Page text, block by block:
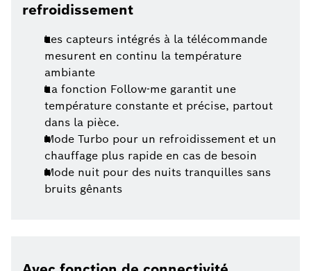
refroidissement
Les capteurs intégrés à la télécommande
mesurent en continu la température
ambiante
La fonction Follow-me garantit une
température constante et précise, partout
dans la pièce.
Mode Turbo pour un refroidissement et un
chauffage plus rapide en cas de besoin
Mode nuit pour des nuits tranquilles sans
bruits gênants